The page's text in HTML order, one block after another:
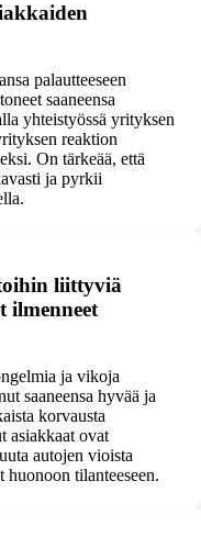
palautteeseen
saaneensa
yhteistyössä yrityksen
reaktion
On tärkeää, että
ja pyrkii
liittyviä
ilmenneet
ja vikoja
saaneensa hyvää ja
korvausta
asiakkaat ovat
autojen vioista
huonoon tilanteeseen.